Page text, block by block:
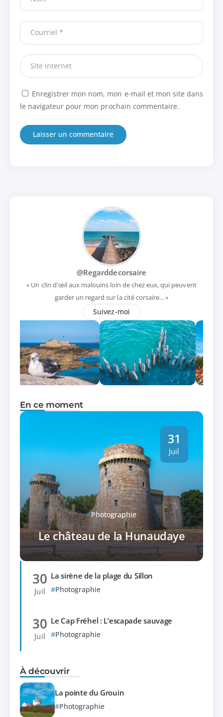
Enregistrer mon nom, mon e-mail et mon site dans
le navigateur pour mon prochain commentaire.
@Regarddecorsaire
« Un clin d'œil aux malouins loin de chez eux, qui peuvent
garder un regard sur la cité corsaire... »
Suivez-moi
En ce moment
Photographie
Le château de la Hunaudaye
31
Juil
30
Juil
La sirène de la plage du Sillon
Photographie
30
Juil
Le Cap Fréhel : L’escapade sauvage
Photographie
À découvrir
La pointe du Grouin
Photographie